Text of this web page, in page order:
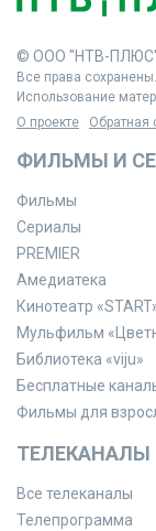
© ООО "НТВ-
Все права сохранены.
Использование
О проекте
Обратная
ФИЛЬМЫ И
Фильмы
Сериалы
PREMIER
Амедиатека
Кинотеатр
Мульфильм
Библиотека «viju»
Бесплатные
Фильмы для
ТЕЛЕКАНАЛЫ
Все телеканалы
Телепрограмма